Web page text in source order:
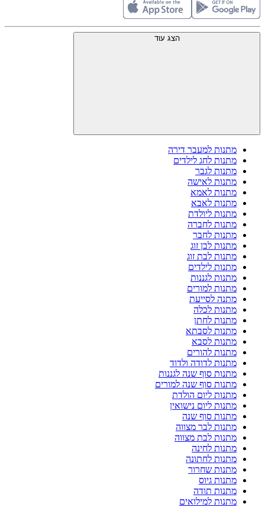
הצג עוד
מתנות למעבר דירה
מתנות לחג לילדים
מתנות לגבר
מתנות לאישה
מתנות לאמא
מתנות לאבא
מתנות ליולדת
מתנות לחברה
מתנות לחבר
מתנות לבן זוג
מתנות לבת זוג
מתנות לילדים
מתנות לגננות
מתנות למורים
מתנה לסייעת
מתנות לכלה
מתנות לחתן
מתנות לסבתא
מתנות לסבא
מתנות להורים
מתנות לדודה ולדוד
מתנות סוף שנה לגננות
מתנות סוף שנה למורים
מתנות ליום הולדת
מתנות ליום נישואין
מתנות סוף שנה
מתנות לבר מצווה
מתנות לבת מצווה
מתנות לחינה
מתנות לחתונה
מתנות שחרור
מתנות גיוס
מתנות תודה
מתנות למילואים